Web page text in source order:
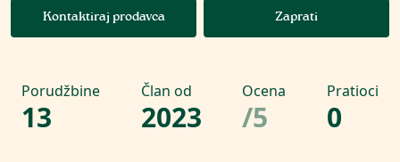
Kontaktiraj prodavca Zaprati
Porudžbine
13
Član od
2023
Ocena
/5
Pratioci
0